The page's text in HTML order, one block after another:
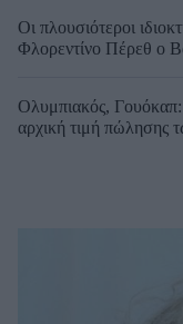
Οι πλουσιότεροι
Φλορεντίνο Πέρεθ ο
Ολυμπιακός,
αρχική τιμή πώλησης